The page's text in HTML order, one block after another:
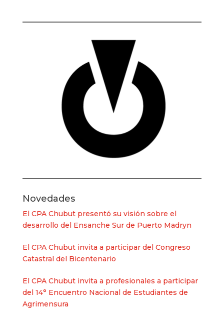
Novedades
El CPA Chubut presentó su visión sobre el
desarrollo del Ensanche Sur de Puerto Madryn
El CPA Chubut invita a participar del Congreso
Catastral del Bicentenario
El CPA Chubut invita a profesionales a participar
del 14° Encuentro Nacional de Estudiantes de
Agrimensura